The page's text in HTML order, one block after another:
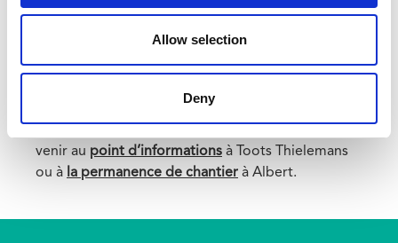
Allow selection
Deny
Toujours joignables
Des questions sur le projet? Prenezcontact avec
chantiers en cours, contactez également nos
venir au point d’informations à Toots Thielemans
ou à la permanence de chantier à Albert.